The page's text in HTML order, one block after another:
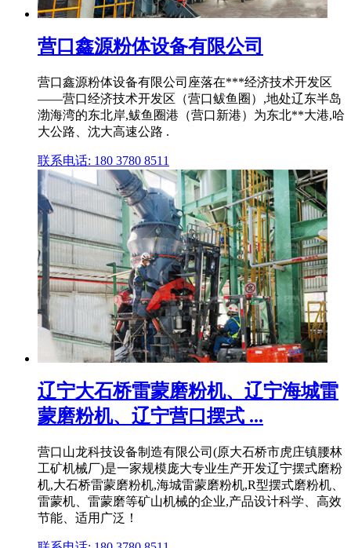
营口鑫源粉体设备有限公司
营口鑫源粉体设备有限公司座落在***经济技术开发区
——营口经济技术开发区（营口鲅鱼圈）,地处辽东半岛
渤海湾的东北岸,鲅鱼圈港（营口新港）为东北**大港,哈
大公路、沈大高速公路 .
联系电话: 180 3780 8511
辽宁大石桥雷蒙磨粉机、辽宁海城雷
蒙磨粉机、辽宁营口摆式 ...
营口山龙科技设备制造有限公司(原大石桥市虎庄镇腰林
工矿机械厂)是一家规模庞大专业生产开发辽宁摆式磨粉
机,大石桥雷蒙磨粉机,海城雷蒙磨粉机,R型摆式磨粉机、
雷蒙机、雷蒙磨等矿山机械的企业,产品设计科学、高效
节能、适用广泛！